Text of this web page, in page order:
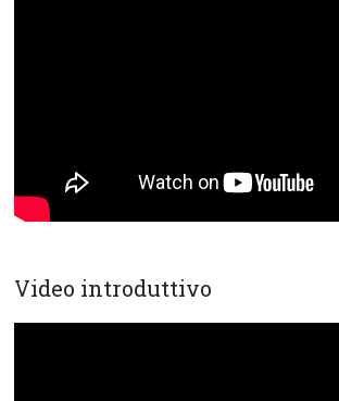
Video introduttivo